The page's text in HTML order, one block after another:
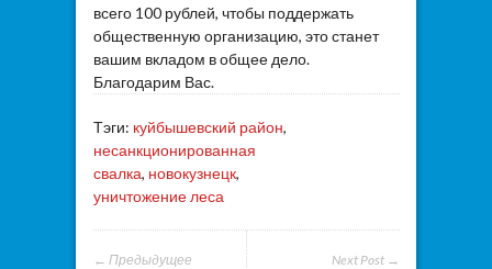
всего 100 рублей, чтобы поддержать
общественную организацию, это станет
вашим вкладом в общее дело.
Благодарим Вас.
Тэги: куйбышевский район,
несанкционированная
свалка, новокузнецк,
уничтожение леса
Next Post →
← Предыдущее